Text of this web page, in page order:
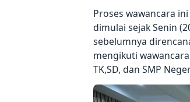
Proses wawancara
dimulai sejak Senin
sebelumnya
mengikuti
TK,SD, dan SMP